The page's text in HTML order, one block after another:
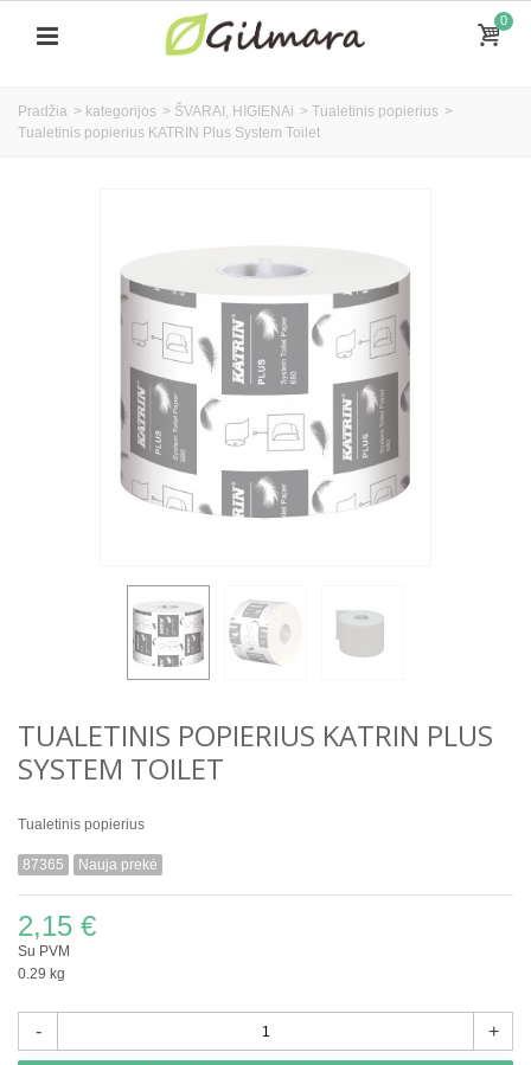
0
Pradžia > kategorijos > ŠVARAI, HIGIENAi > Tualetinis popierius >
Tualetinis popierius KATRIN Plus System Toilet
TUALETINIS POPIERIUS KATRIN PLUS
SYSTEM TOILET
Tualetinis popierius
87365 Nauja prekė
2,15 €
Su PVM
0.29 kg
- +